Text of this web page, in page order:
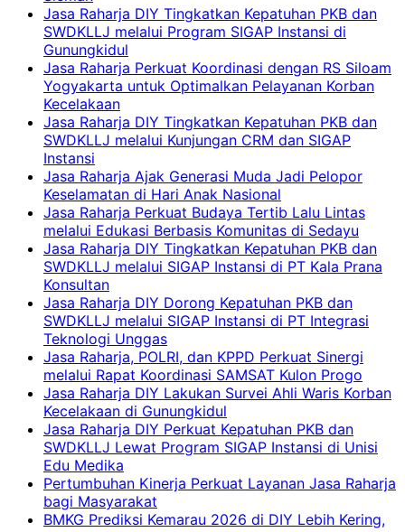
Jasa Raharja DIY Tingkatkan Kepatuhan PKB dan
SWDKLLJ melalui Program SIGAP Instansi di
Gunungkidul
Jasa Raharja Perkuat Koordinasi dengan RS Siloam
Yogyakarta untuk Optimalkan Pelayanan Korban
Kecelakaan
Jasa Raharja DIY Tingkatkan Kepatuhan PKB dan
SWDKLLJ melalui Kunjungan CRM dan SIGAP
Instansi
Jasa Raharja Ajak Generasi Muda Jadi Pelopor
Keselamatan di Hari Anak Nasional
Jasa Raharja Perkuat Budaya Tertib Lalu Lintas
melalui Edukasi Berbasis Komunitas di Sedayu
Jasa Raharja DIY Tingkatkan Kepatuhan PKB dan
SWDKLLJ melalui SIGAP Instansi di PT Kala Prana
Konsultan
Jasa Raharja DIY Dorong Kepatuhan PKB dan
SWDKLLJ melalui SIGAP Instansi di PT Integrasi
Teknologi Unggas
Jasa Raharja, POLRI, dan KPPD Perkuat Sinergi
melalui Rapat Koordinasi SAMSAT Kulon Progo
Jasa Raharja DIY Lakukan Survei Ahli Waris Korban
Kecelakaan di Gunungkidul
Jasa Raharja DIY Perkuat Kepatuhan PKB dan
SWDKLLJ Lewat Program SIGAP Instansi di Unisi
Edu Medika
Pertumbuhan Kinerja Perkuat Layanan Jasa Raharja
bagi Masyarakat
BMKG Prediksi Kemarau 2026 di DIY Lebih Kering,